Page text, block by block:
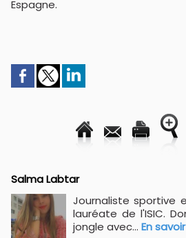
Espagne.
Salma Labtar
Journaliste sportive
lauréate de l'ISIC.
jongle avec... En